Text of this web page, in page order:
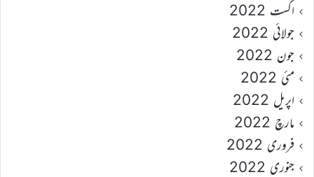
اگست 2022
جولائی 2022
جون 2022
مئی 2022
اپریل 2022
مارچ 2022
فروری 2022
جنوری 2022